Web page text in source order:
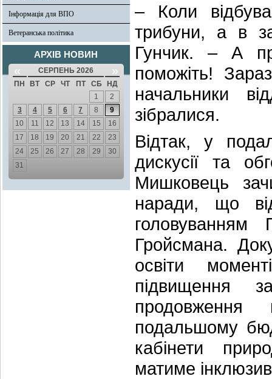
Інформація для ВПО
Ветеранська політика
АРХІВ НОВИН
« СЕРПЕНЬ 2026 »
ПН ВТ СР ЧТ ПТ СБ
НД
1
2
3
4 5 6 7 8
9
10
11 12 13 14 15
16
17
18 19 20 21 22
23
24
25 26 27 28 29
30
31
– Коли
трибуни, а в
Гунчик. – А
поможіть!
начальники
зібралися.
Відтак, у
дискусії та
Мишковець
наради, що
головуванням
Гройсмана.
освіти
підвищення
подальшому
кабінети
матиме